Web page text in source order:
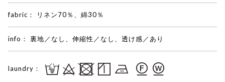
fabric： リネン70％、綿30％
info： 裏地／なし、伸縮性／なし、透け感／あり
laundry：